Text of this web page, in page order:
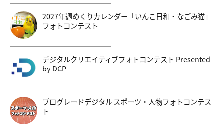
2027年週めくりカレンダー「いんこ日和・なごみ猫」
フォトコンテスト
デジタルクリエイティブフォトコンテスト Presented
by DCP
プログレードデジタル スポーツ・人物フォトコンテス
ト